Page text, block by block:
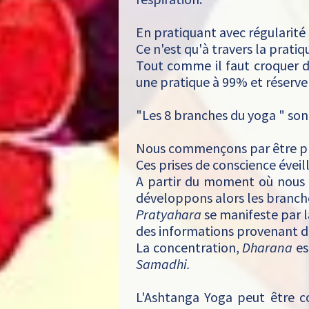
En pratiquant avec
Ce n'est qu'à travers la
Tout comme il faut croquer
une pratique à 99% et
"Les 8 branches du yoga "
Nous commençons par être
Ces prises de conscience
A partir du moment où
développons alors les
Pratyahara se manifeste par
des informations provenant
La concentration,Dharana
Samadhi.
L'Ashtanga Yoga peut être